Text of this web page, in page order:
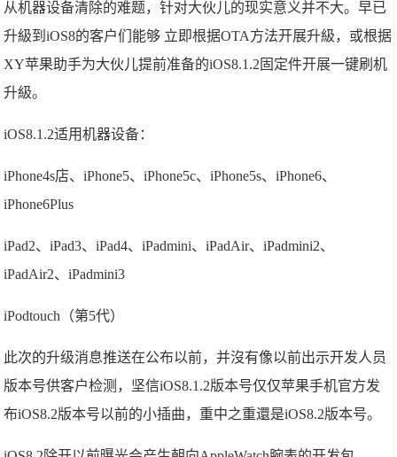
从机器设备清除的难题，针对大伙儿的现实意义并不大。早已
升級到iOS8的客户们能够 立即根据OTA方法开展升級，或根据
XY苹果助手为大伙儿提前准备的iOS8.1.2固定件开展一键刷机
升級。
iOS8.1.2适用机器设备：
iPhone4s店、iPhone5、iPhone5c、iPhone5s、iPhone6、
iPhone6Plus
iPad2、iPad3、iPad4、iPadmini、iPadAir、iPadmini2、
iPadAir2、iPadmini3
iPodtouch（第5代）
此次的升级消息推送在公布以前，并沒有像以前出示开发人员
版本号供客户检测，坚信iOS8.1.2版本号仅仅苹果手机官方发
布iOS8.2版本号以前的小插曲，重中之重還是iOS8.2版本号。